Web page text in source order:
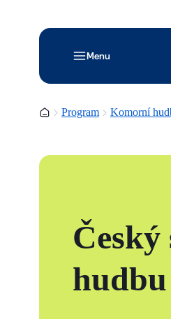
Menu
Domovská stránka
Program Komorní
hudbu